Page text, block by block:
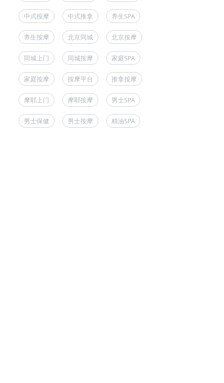
中式按摩 中式推拿 养生SPA
养生按摩 北京同城 北京按摩
同城上门 同城按摩 家庭SPA
家庭按摩 按摩平台 推拿按摩
摩耶上门 摩耶按摩 男士SPA
男士保健 男士按摩 精油SPA